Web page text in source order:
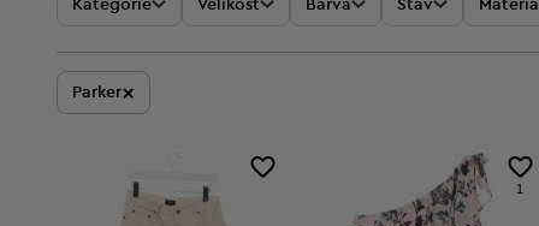
Kategorie Velikost Barva Stav Materiál
Parker×
1